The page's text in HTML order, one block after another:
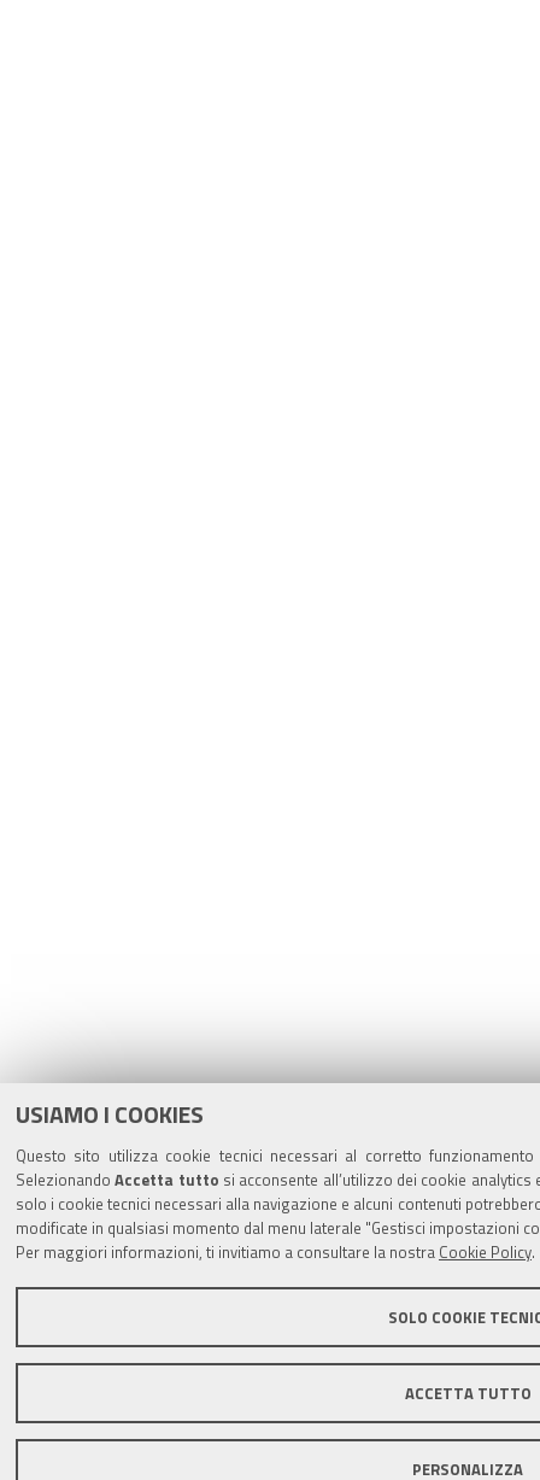
USIAMO I COOKIES
Questo sito utilizza cookie tecnici necessari al corretto
SelezionandoAccetta tutto si acconsente all’utilizzo dei cookie
solo i cookie tecnici necessari alla navigazione e alcuni contenuti
modificate in qualsiasi momento dal menu laterale "Gestisci impostazioni
Per maggiori informazioni, ti invitiamo a consultare la nostra Cookie Policy.
SOLO COOKIE
ACCETTA TUTTO
PERSONALIZZA